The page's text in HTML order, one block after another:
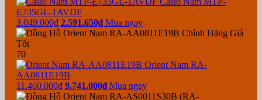
E735GL-1AVDF
3.049.000₫ 2.591.650₫Mua ngay
70
Orient Nam RA-
AA0811E19B
11.460.000₫ 9.741.000₫Mua ngay